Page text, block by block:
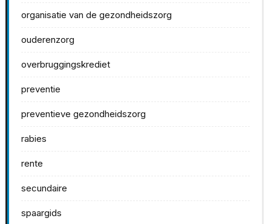
organisatie van de gezondheidszorg
ouderenzorg
overbruggingskrediet
preventie
preventieve gezondheidszorg
rabies
rente
secundaire
spaargids